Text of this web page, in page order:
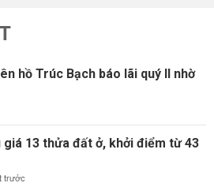
hồ Trúc Bạch báo lãi quý II nhờ
giá 13 thửa đất ở, khởi điểm từ 43
trước